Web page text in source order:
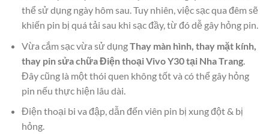
thể sử dụng ngày hôm sau. Tuy nhiên, việc sạc qua đêm sẽ
khiến pin bị quá tải sau khi sạc đầy, từ đó dễ gây hỏng pin.
Vừa cắm sạc vừa sử dụngThay màn hình, thay mặt kính,
thay pin sửa chữa Điện thoại Vivo Y30 tại Nha Trang.
Đây cũng là một thói quen không tốt và có thể gây hỏng
pin nếu thực hiện lâu dài.
Điện thoại bi va đập, dẫn đến viên pin bị xung đột & bị
hỏng.